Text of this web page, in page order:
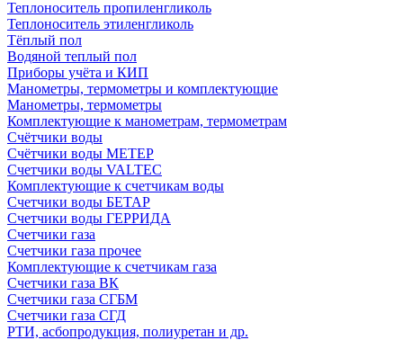
Теплоноситель пропиленгликоль
Теплоноситель этиленгликоль
Тёплый пол
Водяной теплый пол
Приборы учёта и КИП
Манометры, термометры и комплектующие
Манометры, термометры
Комплектующие к манометрам, термометрам
Счётчики воды
Счётчики воды МЕТЕР
Счетчики воды VALTEC
Комплектующие к счетчикам воды
Счетчики воды БЕТАР
Счетчики воды ГЕРРИДА
Счетчики газа
Счетчики газа прочее
Комплектующие к счетчикам газа
Счетчики газа ВК
Счетчики газа СГБМ
Счетчики газа СГД
РТИ, асбопродукция, полиуретан и др.